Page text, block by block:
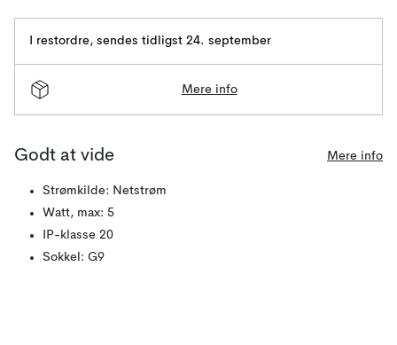
I restordre, sendes tidligst 24. september
Mere info
Godt at vide Mere info
Strømkilde: Netstrøm
Watt, max: 5
IP-klasse 20
Sokkel: G9